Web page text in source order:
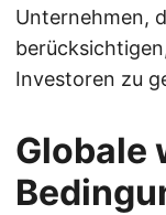
Unternehmen,
Investoren zu
Globale